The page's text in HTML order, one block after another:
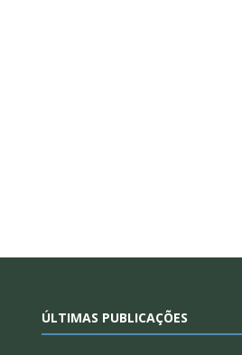
ÚLTIMAS PUBLICAÇÕES